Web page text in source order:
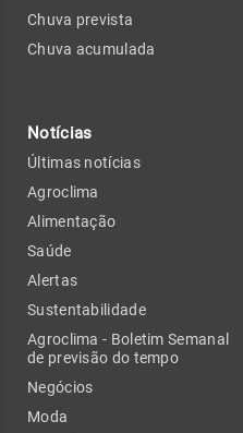
Chuva prevista
Chuva acumulada
Notícias
Últimas notícias
Agroclima
Alimentação
Saúde
Alertas
Sustentabilidade
Agroclima - Boletim Semanal
de previsão do tempo
Negócios
Moda